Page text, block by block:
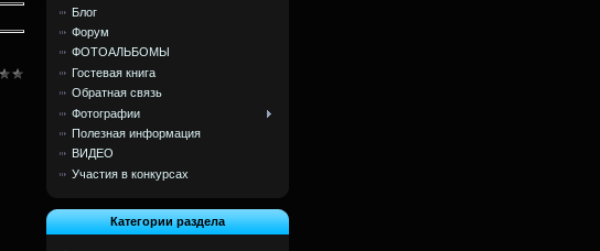
Блог
Форум
ФОТОАЛЬБОМЫ
Гостевая книга
Обратная связь
Фотографии
Полезная информация
ВИДЕО
Участия в конкурсах
Категории раздела